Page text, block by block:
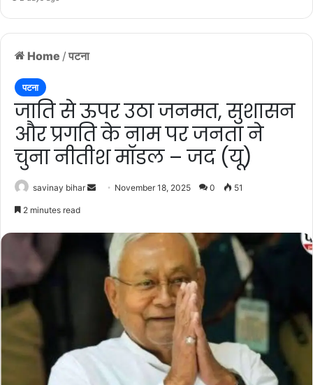
Home / पटना
पटना
जाति से ऊपर उठा जनमत, सुशासन
और प्रगति के नाम पर जनता ने
चुना नीतीश माॅडल – जद (यू)
savinay bihar
SendNovember 18, 2025 0 51
2 minutes read